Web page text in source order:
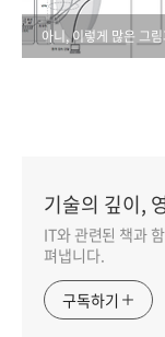
아니, 이렇게 많은 그
기술의 깊이,
IT와 관련된 책과
펴냅니다.
구독하기